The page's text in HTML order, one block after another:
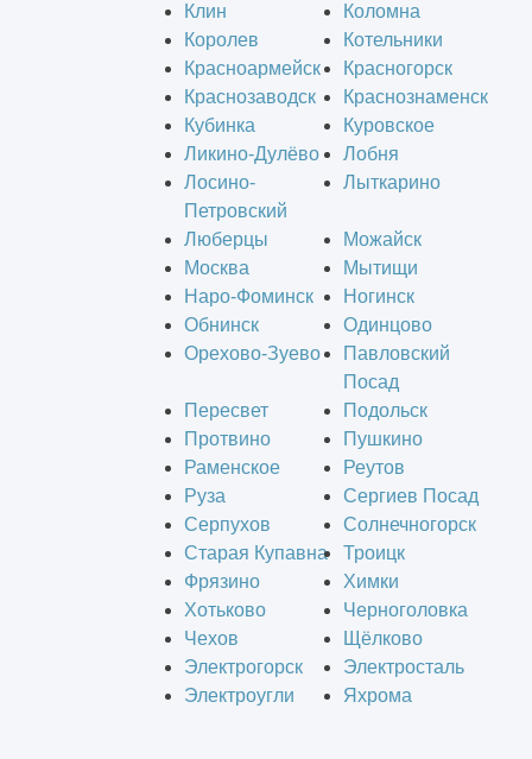
Клин
Коломна
Королев
Котельники
Красноармейск
Красногорск
Краснозаводск
Краснознаменск
Кубинка
Куровское
Ликино-Дулёво
Лобня
Лосино-
Петровский
Лыткарино
Люберцы
Можайск
Москва
Мытищи
Наро-Фоминск
Ногинск
Обнинск
Одинцово
Орехово-Зуево
Павловский
Посад
Пересвет
Подольск
Протвино
Пушкино
Раменское
Реутов
Руза
Сергиев Посад
Серпухов
Солнечногорск
Старая Купавна
Троицк
Фрязино
Химки
Хотьково
Черноголовка
Чехов
Щёлково
Электрогорск
Электросталь
Электроугли
Яхрома